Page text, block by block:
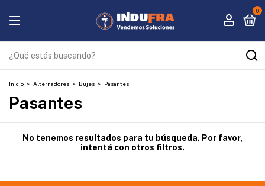
0
Inicio > Alternadores > Bujes > Pasantes
Pasantes
No tenemos resultados para tu búsqueda. Por favor,
intentá con otros filtros.